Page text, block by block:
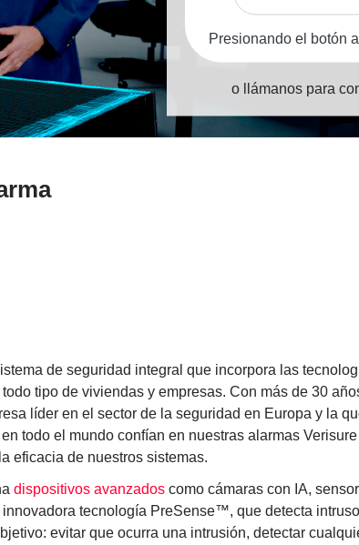
Presionando el botón
o llámanos para
de seguridad integral que incorpora las
tipo de viviendas y empresas. Con más de 30
líder en el sector de la seguridad en Europa y la
todo el mundo confían en nuestras alarmas
eficacia de nuestros sistemas.
dispositivos avanzadoscomo cámaras con IA,
tecnología PreSense™, que detecta
evitar que ocurra una intrusión, detectar